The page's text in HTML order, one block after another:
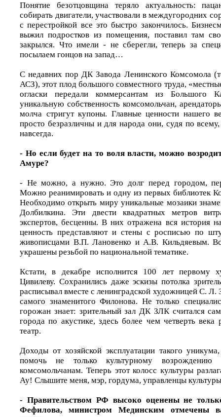
Понятие безотцовщина теряло актуальность:
собирать двигатели, участвовали в междугородних
с перестройкой все это быстро закончилось.
выжил подростков из помещения, поставил там
закрылся. Что имели - не сберегли, теперь за
посылаем гонцов на запад…
С недавних пор ДК Завода Ленинского Комсомола
АСЗ), этот плод большого совместного труда,
огласки передали коммерсантам из Большого
уникальную собственность комсомольчан,
молча стригут купоны. Главные ценности нашего
просто безразличны и для народа они, судя по
навсегда.
- Но если будет на то воля власти, можно
Амуре?
- Не можно, а нужно. Это долг перед городом,
Можно реанимировать и одну из первых библиотек
Необходимо открыть миру уникальные мозаики
Долбилкина. Эти двести квадратных метров
экспертов, бесценны. В них отражена вся история
ценность представляют и стены с росписью по
живописцами В.П. Лановенко и А.В. Кильдяевым.
украшены резьбой по национальной тематике.
Кстати, в декабре исполнится 100 лет первому
Цивилеву. Сохранились даже эскизы потолка
расписывал вместе с ленинградской художницей С. Л.
самого знаменитого Филонова. Не только
горожан знает: зрительный зал ДК ЗЛК считался
города по акустике, здесь более чем четверть века
театр.
Доходы от хозяйской эксплуатации такого
помочь не только культурному
комсомольчанам. Теперь этот колосс культуры
Ау! Слышите меня, мэр, гордума, управленцы
- Правительством РФ высоко оценены не
Фефилова, министром Мединским отмечены